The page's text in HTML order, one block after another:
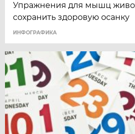
Упражнения для мышц
сохранить здоровую осанку
ИНФОГРАФИКА